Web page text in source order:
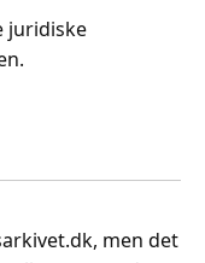
juridiske
men det